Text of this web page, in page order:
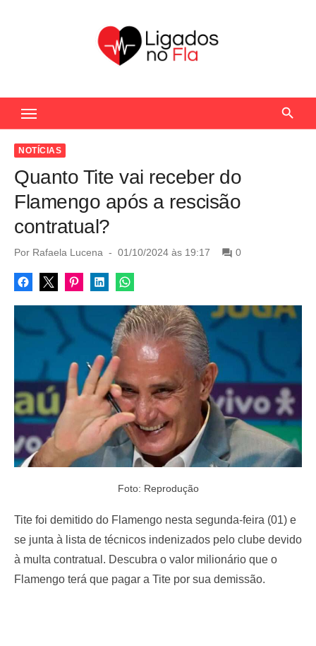
c
NOTÍCIAS
Quanto Tite vai receber do
Flamengo após a rescisão
contratual?
Por Rafaela Lucena
P
s
t
d
o
n
01/10/2024 às 19:17 0
Foto: Reprodução
Tite foi demitido do Flamengo nesta segunda-feira (01) e
se junta à lista de técnicos indenizados pelo clube devido
à multa contratual. Descubra o valor milionário que o
Flamengo terá que pagar a Tite por sua demissão.